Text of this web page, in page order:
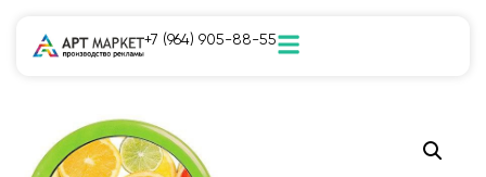
+7 (964) 905-88-55